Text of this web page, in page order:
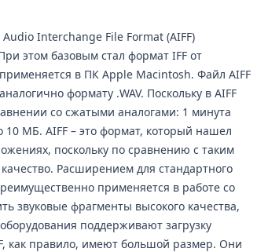
Interchange File Format (AIFF)
этом базовым стал формат IFF от
в ПК Apple Macintosh. Файл AIFF
формату .WAV. Поскольку в AIFF
со сжатыми аналогами: 1 минута
10 МБ. AIFF – это формат, который нашел
поскольку по сравнению с таким
Расширением для стандартного
применяется в работе со
звуковые фрагменты высокого качества,
поддерживают загрузку
как правило, имеют большой размер. Они